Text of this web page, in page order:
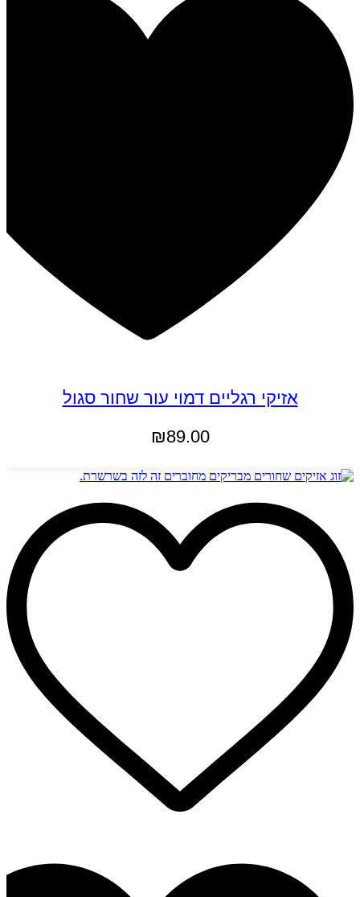
אזיקי רגליים דמוי עור שחור סגול
₪89.00